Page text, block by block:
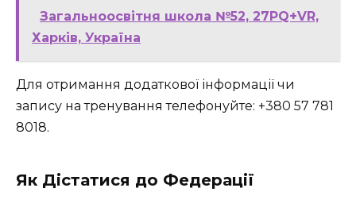
Загальноосвітня школа №52, 27PQ+VR,
Харків, Україна
Для отримання додаткової інформації чи
запису на тренування телефонуйте: +380 57 781
8018.
Як Дістатися до Федерації